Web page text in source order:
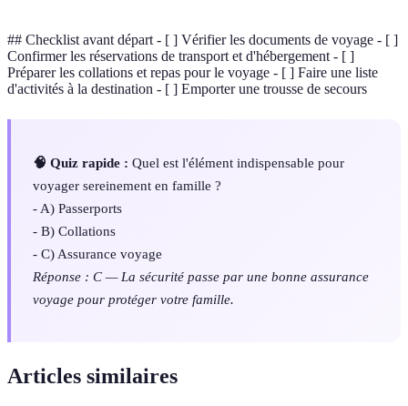
## Checklist avant départ - [ ] Vérifier les documents de voyage - [ ]
Confirmer les réservations de transport et d'hébergement - [ ]
Préparer les collations et repas pour le voyage - [ ] Faire une liste
d'activités à la destination - [ ] Emporter une trousse de secours
🧠 Quiz rapide : Quel est l'élément indispensable pour
voyager sereinement en famille ?
- A) Passerports
- B) Collations
- C) Assurance voyage
Réponse : C — La sécurité passe par une bonne assurance
voyage pour protéger votre famille.
Articles similaires